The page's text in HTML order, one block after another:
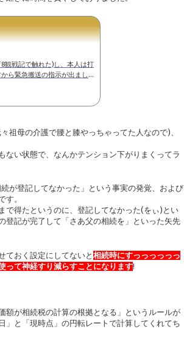
観戦記で触れた)し、本人は打
ら緊急搬送の指示が出まし
ら「ヘルパーの手配がつかな
祖母の介護で腰と膝やっちゃってた人なので)、
ない状態で、なんかテンション下がりまくってラ
が登記してなかった」という事実の発覚、および
す。
で得たというのに、登記してなかった(をぃ)とい
登記が完了して「さあ父の相続を」といった矢先
ておく設定にしてないと 相続時にすっっっっっっ
って神経すり減らすことになります!
額が相続税の計算の根拠となる」というルールが
」と「現時点」の円転レートで計算してくれてち